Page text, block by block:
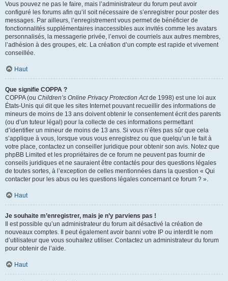
Vous pouvez ne pas le faire, mais l’administrateur du forum peut avoir
configuré les forums afin qu’il soit nécessaire de s’enregistrer pour poster des
messages. Par ailleurs, l’enregistrement vous permet de bénéficier de
fonctionnalités supplémentaires inaccessibles aux invités comme les avatars
personnalisés, la messagerie privée, l’envoi de courriels aux autres membres,
l’adhésion à des groupes, etc. La création d’un compte est rapide et vivement
conseillée.
Haut
Que signifie COPPA ?
COPPA (ou Children’s Online Privacy Protection Actde 1998) est une loi aux
États-Unis qui dit que les sites Internet pouvant recueillir des informations de
mineurs de moins de 13 ans doivent obtenir le consentement écrit des parents
(ou d’un tuteur légal) pour la collecte de ces informations permettant
d’identifier un mineur de moins de 13 ans. Si vous n’êtes pas sûr que cela
s’applique à vous, lorsque vous vous enregistrez ou que quelqu’un le fait à
votre place, contactez un conseiller juridique pour obtenir son avis. Notez que
phpBB Limited et les propriétaires de ce forum ne peuvent pas fournir de
conseils juridiques et ne sauraient être contactés pour des questions légales
de toutes sortes, à l’exception de celles mentionnées dans la question « Qui
contacter pour les abus ou les questions légales concernant ce forum ? ».
Haut
Je souhaite m’enregistrer, mais je n’y parviens pas !
Il est possible qu’un administrateur du forum ait désactivé la création de
nouveaux comptes. Il peut également avoir banni votre IP ou interdit le nom
d’utilisateur que vous souhaitez utiliser. Contactez un administrateur du forum
pour obtenir de l’aide.
Haut